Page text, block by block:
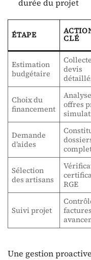
durée du projet
ÉTAPE CLÉ
Estimation
budgétaire
Collecte
devis
Choix du
financement
Analyse
offres
Demande
d’aides
Sélection
des artisans
RGE
Suivi projet
Une gestion